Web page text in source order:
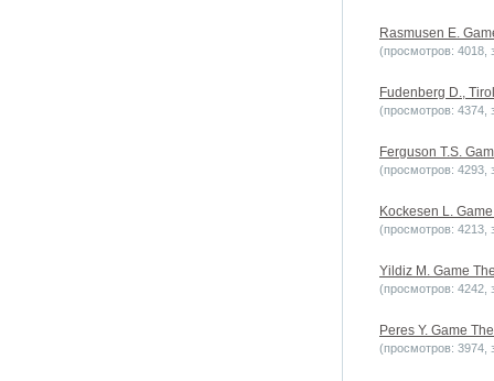
Rasmusen E.
(просмотров: 4018,
Fudenberg D.,
(просмотров: 4374,
Ferguson T.S.
(просмотров: 4293,
Kockesen L.
(просмотров: 4213,
Yildiz M. Game
(просмотров: 4242,
Peres Y. Game
(просмотров: 3974,